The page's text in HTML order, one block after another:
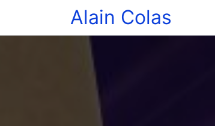
Alain Colas